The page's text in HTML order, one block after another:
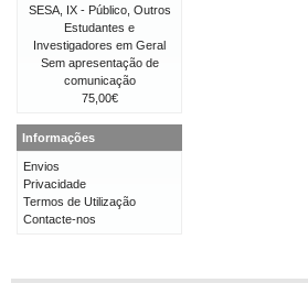
SESA, IX - Público, Outros
Estudantes e
Investigadores em Geral
Sem apresentação de
comunicação
75,00€
Informações
Envios
Privacidade
Termos de Utilização
Contacte-nos